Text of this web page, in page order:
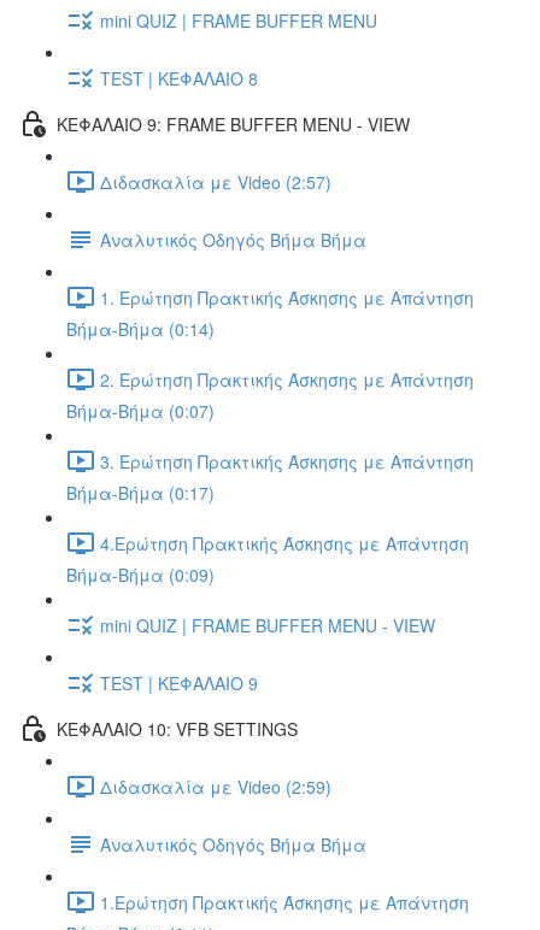
mini QUIZ | FRAME BUFFER MENU
TEST | ΚΕΦΑΛΑΙΟ 8
ΚΕΦΑΛΑΙΟ 9: FRAME BUFFER MENU - VIEW
Διδασκαλία με Video (2:57)
Αναλυτικός Οδηγός Βήμα Βήμα
1. Ερώτηση Πρακτικής Άσκησης με Απάντηση
Βήμα-Βήμα (0:14)
2. Ερώτηση Πρακτικής Άσκησης με Απάντηση
Βήμα-Βήμα (0:07)
3. Ερώτηση Πρακτικής Άσκησης με Απάντηση
Βήμα-Βήμα (0:17)
4.Ερώτηση Πρακτικής Άσκησης με Απάντηση
Βήμα-Βήμα (0:09)
mini QUIZ | FRAME BUFFER MENU - VIEW
TEST | ΚΕΦΑΛΑΙΟ 9
ΚΕΦΑΛΑΙΟ 10: VFB SETTINGS
Διδασκαλία με Video (2:59)
Αναλυτικός Οδηγός Βήμα Βήμα
1.Ερώτηση Πρακτικής Άσκησης με Απάντηση